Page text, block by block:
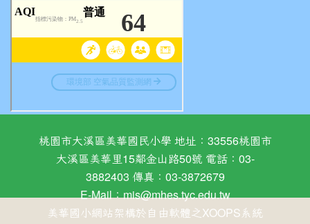
桃園市大溪區美華國民小學 地址：33556桃園市
大溪區美華里15鄰金山路50號 電話：03-
3882403 傳真：03-3872679
E-Mail：mis@mhes.tyc.edu.tw
美華國小網站架構於自由軟體之XOOPS系統